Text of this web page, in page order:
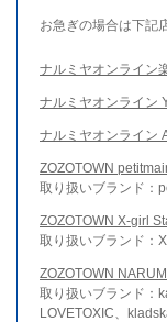
お急ぎの場合は下記
ナルミヤオンライン
ナルミヤオンライン
ナルミヤオンライン
ZOZOTOWN
取り扱いブランド：
ZOZOTOWN X-girl
取り扱いブランド：
ZOZOTOWN
取り扱いブランド：
LOVETOXIC、